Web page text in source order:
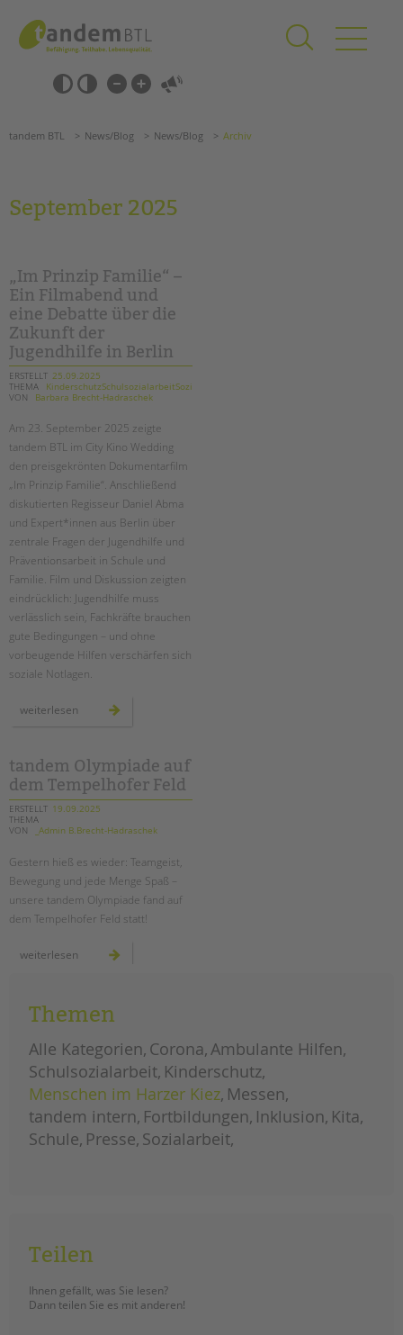
springen
Barrierefrei-
Einstellungen
überspringen
überspringen
Grundschulen
Förderzentren
Kollegs
EFöB
Schulbezogene Sozialarbeit
Tagesgruppen
HILFEN ZUR ERZIEHUNG
EINGLIEDERUNGSHILFE
BETREUTES WOHNEN
TANDEM BTL AKADEMIE
Zertfikatskurse
Seminarkalender
Seminarräume
STADTTEILARBEIT
PROFIL | LEITBILD
Kinder- und Jugendschutz
Gesellschafter VdK
schoolcoach BTL
tandem international
Stellenangebote
tandem als Arbeitgeberin
NEWS/BLOG
unkuerzbar
Magazin
KONTAKT
Impressum
Datenschutz
Suchen
tandem BTL News/Blog News/Blog Archiv
September 2025
„Im Prinzip Familie“ –
Ein Filmabend und
eine Debatte über die
Zukunft der
Jugendhilfe in Berlin
ERSTELLT 25.09.2025
THEMA
KinderschutzSchulsozialarbeitSozialarbeit
VON
Barbara Brecht-Hadraschek
Am 23. September 2025 zeigte
tandem BTL im City Kino Wedding
den preisgekrönten Dokumentarfilm
„Im Prinzip Familie“. Anschließend
diskutierten Regisseur Daniel Abma
und Expert*innen aus Berlin über
zentrale Fragen der Jugendhilfe und
Präventionsarbeit in Schule und
Familie. Film und Diskussion zeigten
eindrücklich: Jugendhilfe muss
verlässlich sein, Fachkräfte brauchen
gute Bedingungen – und ohne
vorbeugende Hilfen verschärfen sich
soziale Notlagen.
weiterlesen
filmabend
und
eine
debatte
über
die
zukunft
der
in
berlin
tandem Olympiade auf
dem Tempelhofer Feld
ERSTELLT 19.09.2025
THEMA
VON
_Admin B.Brecht-Hadraschek
Gestern hieß es wieder: Teamgeist,
Bewegung und jede Menge Spaß –
unsere tandem Olympiade fand auf
dem Tempelhofer Feld statt!
weiterlesen tandem
olympiade
feld
Themen
Alle Kategorien Corona Ambulante Hilfen
Schulsozialarbeit Kinderschutz
Menschen im Harzer Kiez Messen
tandem intern Fortbildungen Inklusion Kita
Schule Presse Sozialarbeit
Teilen
Ihnen gefällt, was Sie lesen?
Dann teilen Sie es mit anderen!